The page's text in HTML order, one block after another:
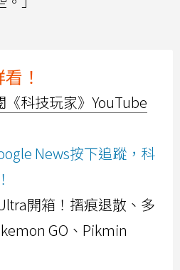
！
《科技玩家》YouTube
News按下追蹤，科
開箱！摺痕退散、多
GO、Pikmin